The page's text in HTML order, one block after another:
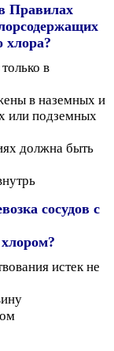
Правилах
хлора?
в
в наземных и
или подземных
должна быть
сосудов с
истек не